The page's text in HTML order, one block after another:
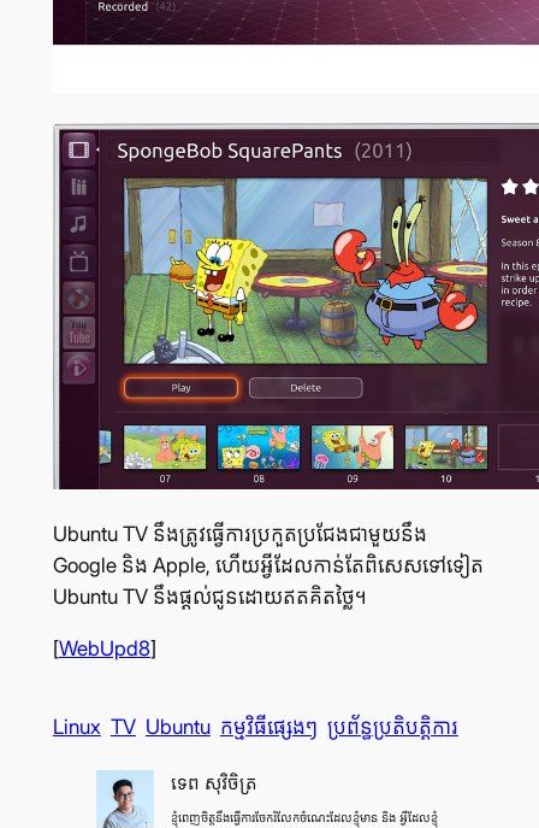
Ubuntu TV នឹង​ត្រូវ​ធ្វើ​ការ​ប្រកួត​ប្រជែង​ជាមួយ​នឹង
Google និង Apple, ហើយ​អ្វី​ដែល​កាន់​តែ​ពិសេស​ទៅ​ទៀត
Ubuntu TV នឹង​ផ្ដល់​ជូន​ដោយ​ឥត​គិត​ថ្លៃ។
[WebUpd8]
Linux TV Ubuntu កម្មវិធី​ផ្សេងៗ ប្រព័ន្ធ​ប្រតិបត្តិការ
ទេព សុវិចិត្រ
ខ្ញុំ​ពេញ​ចិត្ត​នឹង​ធ្វើ​ការ​ចែក​រំលែក​ចំណេះ​ដែល​ខ្ញុំ​មាន និង អ្វី​ដែល​ខ្ញុំ​